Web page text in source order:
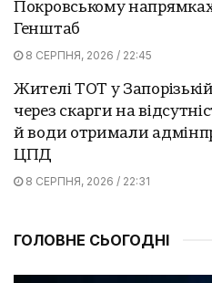
Покровському
Генштаб
8 СЕРПНЯ, 2026 / 22:45
Жителі ТОТ у
через скарги на
й води отримали
ЦПД
8 СЕРПНЯ, 2026 / 22:31
ГОЛОВНЕ СЬОГОДНІ